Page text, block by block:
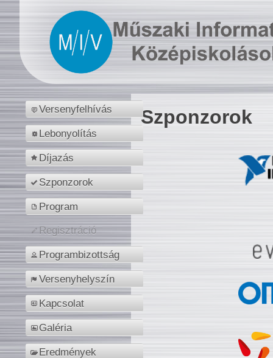
Versenyfelhívás
Lebonyolítás
Díjazás
Szponzorok
Program
Regisztráció
Programbizottság
Versenyhelyszín
Kapcsolat
Galéria
Eredmények
Szponzorok